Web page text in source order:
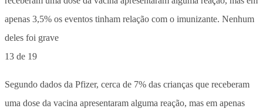
13 de 19
Segundo dados da Pfizer, cerca de 7% das crianças que receberam
uma dose da vacina apresentaram alguma reação, mas em apenas